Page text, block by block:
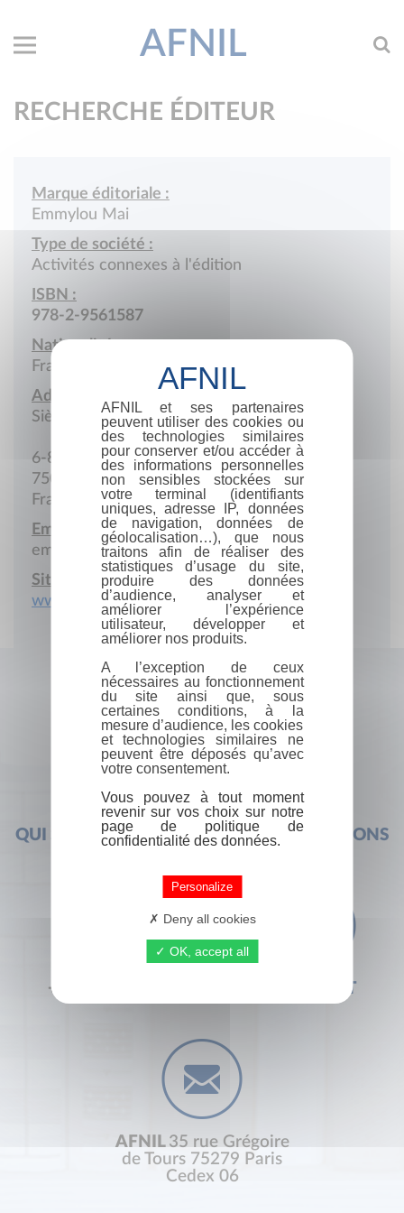
AFNIL
RECHERCHE ÉDITEUR
Marque éditoriale :
Emmylou Mai
Type de société :
Activités connexes à l'édition
ISBN :
978-2-9561587
Nationalité :
France
Adresse :
Siège social
6-8 Hébrard - chez Millot
75010 Paris
France
Email :
emmyloumai@gmail.com
Site Internet :
www.emmyloumai.com
QUI SOMMES-NOUS ? FOIRE AUX QUESTIONS
+33 (0) 1 44 41 29 19 CONTACT
AFNIL 35 rue Grégoire
de Tours 75279 Paris
Cedex 06
AFNIL et ses partenaires
peuvent utiliser des cookies ou
des technologies similaires
pour conserver et/ou accéder à
des informations personnelles
non sensibles stockées sur
votre terminal (identifiants
uniques, adresse IP, données
de navigation, données de
géolocalisation…), que nous
traitons afin de réaliser des
statistiques d’usage du site,
produire des données
d’audience, analyser et
améliorer l’expérience
utilisateur, développer et
améliorer nos produits.
A l’exception de ceux
nécessaires au fonctionnement
du site ainsi que, sous
certaines conditions, à la
mesure d’audience, les cookies
et technologies similaires ne
peuvent être déposés qu’avec
votre consentement.
Vous pouvez à tout moment
revenir sur vos choix sur notre
page de politique de
confidentialité des données.
Personalize
Deny all cookies
OK, accept all